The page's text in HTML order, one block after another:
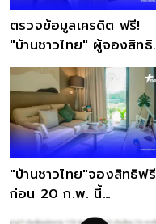
ตรวจข้อมูลเครดิต ฟรี!
"บ้านชาวไทย" ผู้จองสิทธิ
D:CODE SRI NAKARIN
"บ้านชาวไทย"จองสิทธิฟรี
ก่อน 20 ก.พ. นี้
เลิก"เช่า"เป็น"เจ้าของ"